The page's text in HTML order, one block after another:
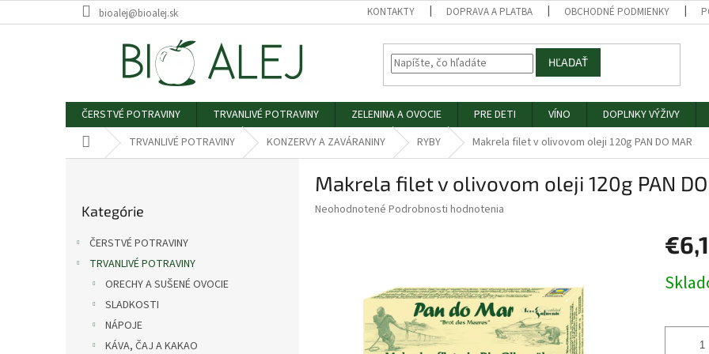
na
bioalej@bioalej.sk KONTAKTY DOPRAVA A PLATBA OBCHODNÉ PODMIENKY
HĽADAŤ
ČERSTVÉ POTRAVINY TRVANLIVÉ POTRAVINY ZELENINA A OVOCIE PRE DETI VÍNO DOPLNKY VÝŽIVY
Domov TRVANLIVÉ POTRAVINY KONZERVY A ZAVÁRANINY RYBY Makrela filet v olivovom oleji 120g PAN DO MAR
kategórie
Kategórie
ČERSTVÉ POTRAVINY
TRVANLIVÉ POTRAVINY
ORECHY A SUŠENÉ OVOCIE
SLADKOSTI
NÁPOJE
KÁVA, ČAJ A KAKAO
Makrela filet v olivovom oleji 120g PAN
Priemerné
Neohodnotené Podrobnosti hodnotenia
cena: